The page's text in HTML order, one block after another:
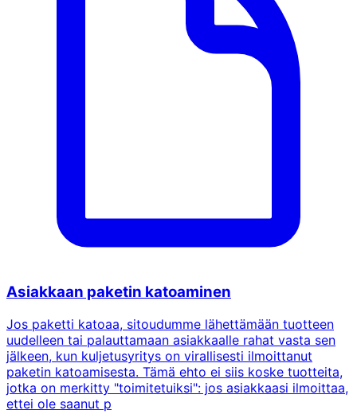
Asiakkaan paketin katoaminen
Jos paketti katoaa, sitoudumme lähettämään tuotteen
uudelleen tai palauttamaan asiakkaalle rahat vasta sen
jälkeen, kun kuljetusyritys on virallisesti ilmoittanut
paketin katoamisesta. Tämä ehto ei siis koske tuotteita,
jotka on merkitty "toimitetuiksi": jos asiakkaasi ilmoittaa,
ettei ole saanut p